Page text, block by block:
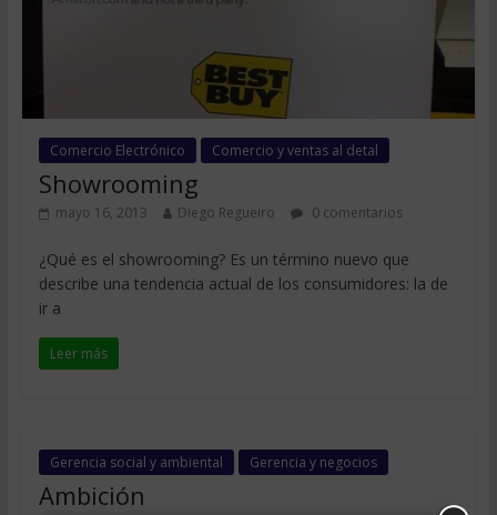
Comercio Electrónico Comercio y ventas al detal
Showrooming
mayo 16, 2013 Diego Regueiro 0 comentarios
¿Qué es el showrooming? Es un término nuevo que
describe una tendencia actual de los consumidores: la de
ir a
Leer más
Gerencia social y ambiental Gerencia y negocios
Ambición